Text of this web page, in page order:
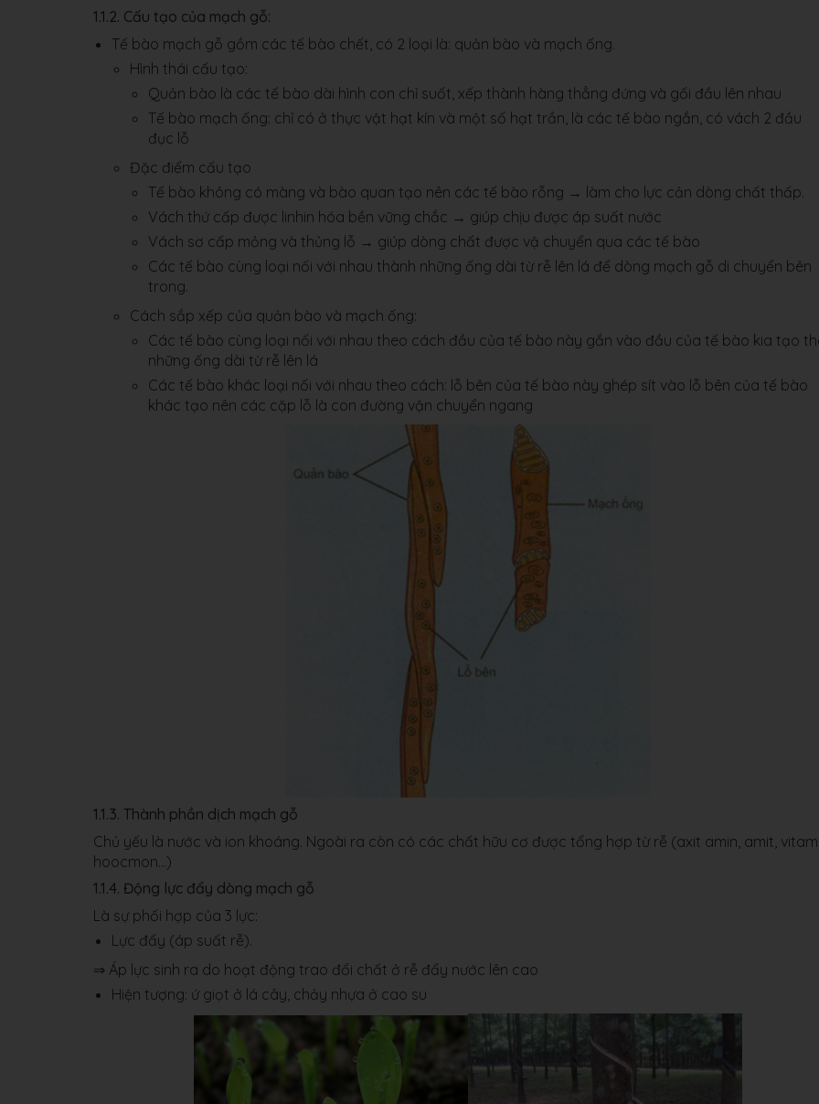
1.1.2. Cấu tạo của mạch gỗ:
Tế bào mạch gỗ gồm các tế bào chết, có 2 loại là: quản bào và mạch ống.
Hình thái cấu tạo:
Quản bào là các tế bào dài hình con chỉ suốt, xếp thành hàng thẳng đứng và gối đầu lên nhau
Tế bào mạch ống: chỉ có ở thực vật hạt kín và một số hạt trần, là các tế bào ngắn, có vách 2 đầu
đục lỗ
Đặc điểm cấu tạo
Tế bào không có màng và bào quan tạo nên các tế bào rỗng → làm cho lực cản dòng chất thấp.
Vách thứ cấp được linhin hóa bền vững chắc → giúp chịu được áp suất nước
Vách sơ cấp mỏng và thủng lỗ → giúp dòng chất được vậ chuyển qua các tế bào
Các tế bào cùng loại nối với nhau thành những ống dài từ rễ lên lá để dòng mạch gỗ di chuyển bên
trong.
Cách sắp xếp của quản bào và mạch ống:
Các tế bào cùng loại nối với nhau theo cách đầu của tế bào này gắn vào đầu của tế bào kia tạo
những ống dài từ rễ lên lá
Các tế bào khác loại nối với nhau theo cách: lỗ bên của tế bào này ghép sít vào lỗ bên của tế bào
khác tạo nên các cặp lỗ là con đường vận chuyển ngang
1.1.3. Thành phần dịch mạch gỗ
Chủ yếu là nước và ion khoáng. Ngoài ra còn có các chất hữu cơ được tổng hợp từ rễ (axit amin, amit,
hoocmon...)
1.1.4. Động lực đẩy dòng mạch gỗ
Là sự phối hợp của 3 lực:
Lực đẩy (áp suất rễ).
⇒ Áp lực sinh ra do hoạt động trao đổi chất ở rễ đẩy nước lên cao
Hiện tượng: ứ giọt ở lá cây, chảy nhựa ở cao su